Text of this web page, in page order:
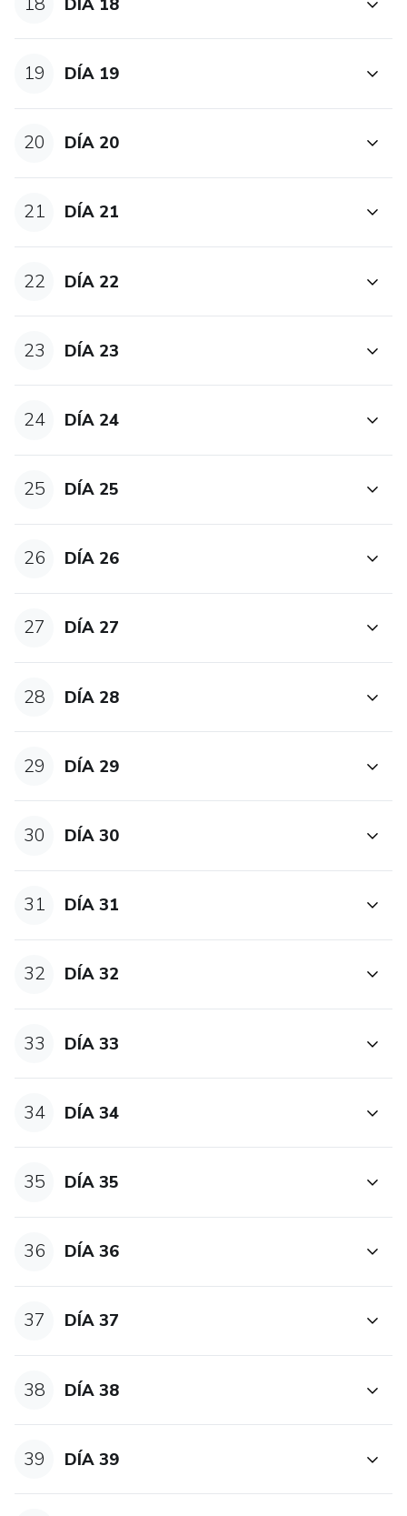
19 DÍA 19
20 DÍA 20
21 DÍA 21
22 DÍA 22
23 DÍA 23
24 DÍA 24
25 DÍA 25
26 DÍA 26
27 DÍA 27
28 DÍA 28
29 DÍA 29
30 DÍA 30
31 DÍA 31
32 DÍA 32
33 DÍA 33
34 DÍA 34
35 DÍA 35
36 DÍA 36
37 DÍA 37
38 DÍA 38
39 DÍA 39